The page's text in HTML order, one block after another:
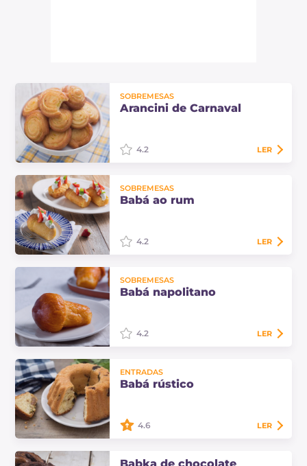
SOBREMESAS
Arancini de Carnaval
docinhos típicos da tradição
culinária das Marcas, aromatizados
4.2 LER
SOBREMESAS
Babá ao rum
sobremesa napolitana com massa
macia e esponjosa, embebida em
4.2 LER
SOBREMESAS
Babá napolitano
verdadeiro babá napolitano em
casa com a receita do histórico Caffè
4.2 LER
ENTRADAS
Babá rústico
4.6 LER